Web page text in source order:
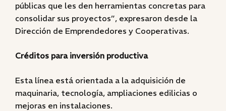
públicas que les den herramientas concretas para
consolidar sus proyectos”, expresaron desde la
Dirección de Emprendedores y Cooperativas.
Créditos para inversión productiva
Esta línea está orientada a la adquisición de
maquinaria, tecnología, ampliaciones edilicias o
mejoras en instalaciones.